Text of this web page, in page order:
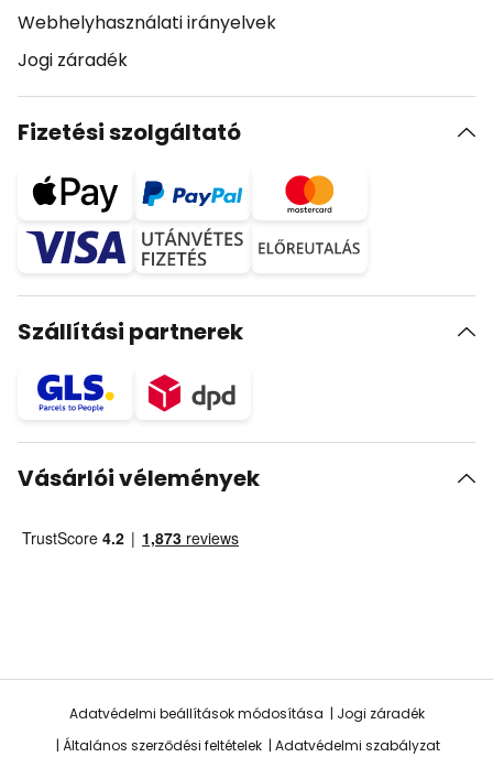
Webhelyhasználati irányelvek
Jogi záradék
Fizetési szolgáltató
Szállítási partnerek
Vásárlói vélemények
Adatvédelmi beállítások módosítása
Jogi záradék
Általános szerződési feltételek
Adatvédelmi szabályzat